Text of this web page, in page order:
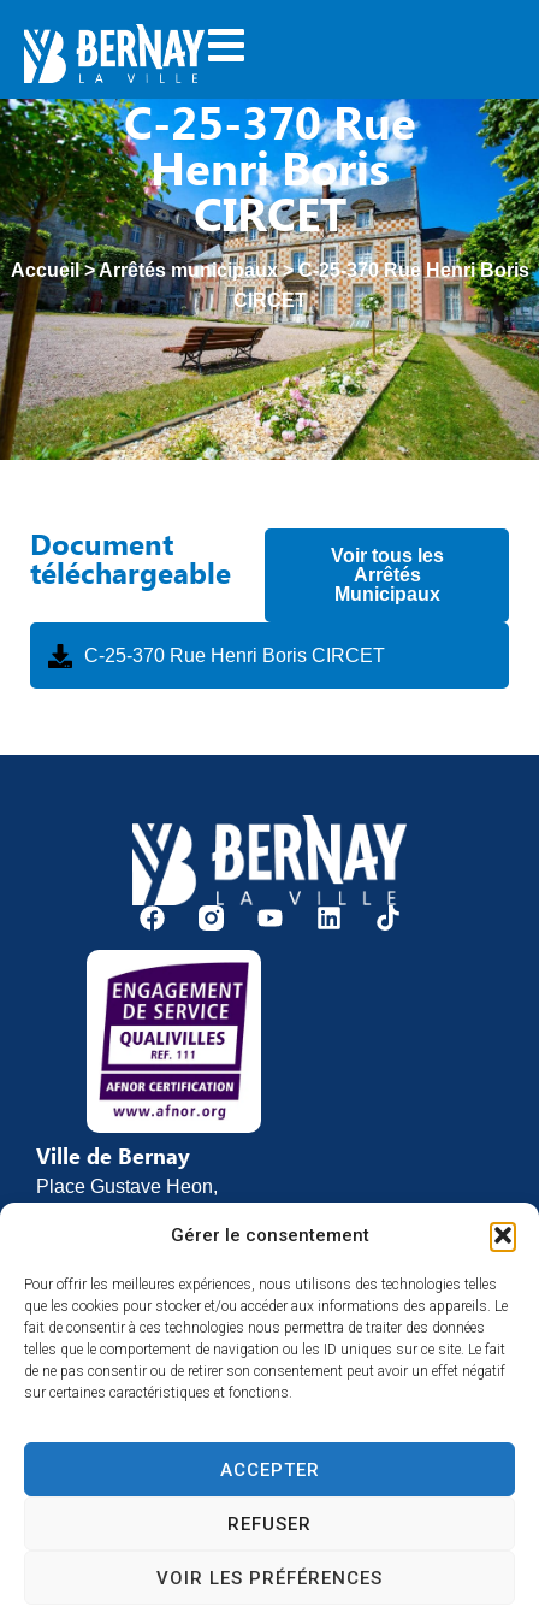
Gérer le consentement
Pour offrir les meilleures expériences, nous utilisons des technologies telles
que les cookies pour stocker et/ou accéder aux informations des appareils. Le
fait de consentir à ces technologies nous permettra de traiter des données
telles que le comportement de navigation ou les ID uniques sur ce site. Le fait
de ne pas consentir ou de retirer son consentement peut avoir un effet négatif
sur certaines caractéristiques et fonctions.
ACCEPTER
REFUSER
VOIR LES PRÉFÉRENCES
C-25-370 Rue
Henri Boris
CIRCET
Accueil>Arrêtés municipaux>C-25-370 Rue Henri Boris
CIRCET
Document
téléchargeable
Voir tous les
Arrêtés
Municipaux
C-25-370 Rue Henri Boris CIRCET
Ville de Bernay
Place Gustave Heon,
27307 BERNAY
02 32 46 63 00
Contact
Horaires d’ouverture
Du lundi au vendredi :
et de 13h30 à 17h